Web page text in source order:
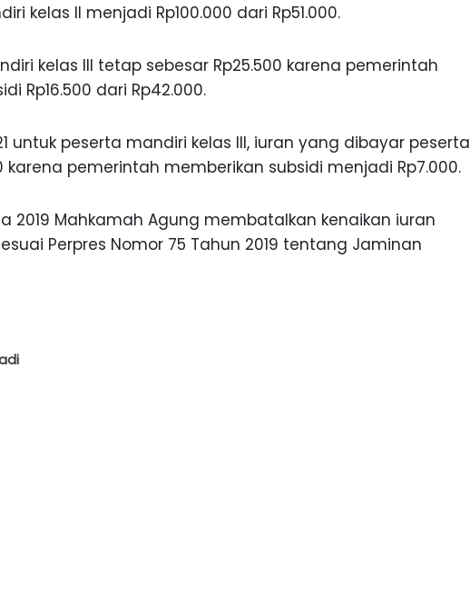
kelas II menjadi Rp100.000 dari Rp51.000.
kelas III tetap sebesar Rp25.500 karena pemerintah
Rp16.500 dari Rp42.000.
untuk peserta mandiri kelas III, iuran yang dibayar peserta
karena pemerintah memberikan subsidi menjadi Rp7.000.
2019 Mahkamah Agung membatalkan kenaikan iuran
Perpres Nomor 75 Tahun 2019 tentang Jaminan